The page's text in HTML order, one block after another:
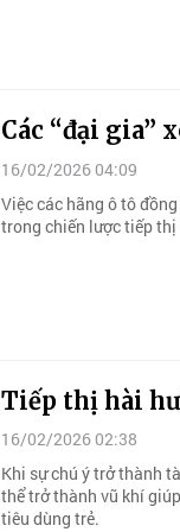
Các “đại gia”
16/02/2026 04:09
Việc các hãng ô tô
trong chiến lược tiếp thị
Tiếp thị hài
16/02/2026 02:38
Khi sự chú ý trở thành
thể trở thành vũ khí
tiêu dùng trẻ.